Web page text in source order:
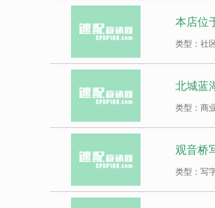
本店位
类型：社
北城蓝
类型：商
观音桥
类型：写